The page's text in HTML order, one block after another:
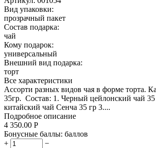
Вид упаковки:
прозрачный пакет
Состав подарка:
чай
Кому подарок:
универсальный
Внешний вид подарка:
торт
Все характеристики
Ассорти разных видов чая в форме торта.
35гр. Состав: 1. Черный цейлонский чай
китайский чай Сенча 35 гр 3....
Подробное описание
4 350.00 Р
Бонусные баллы: баллов
+
−